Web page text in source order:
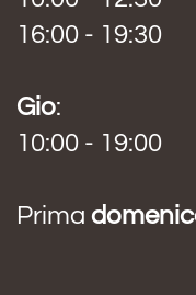
16:00 - 19:30
Gio:
10:00 - 19:00
Prima